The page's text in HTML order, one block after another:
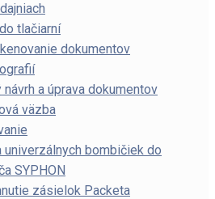
tlačiarní
dokumentov
návrh a úprava dokumentov
väzba
univerzálnych bombičiek do
SYPHON
zásielok Packeta